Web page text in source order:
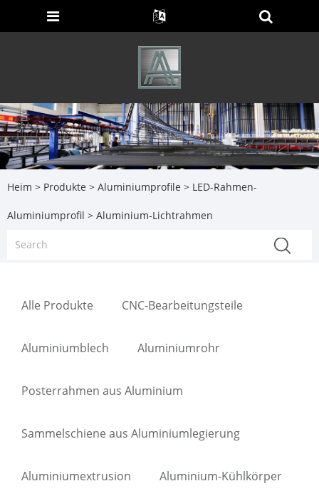
Heim > Produkte > Aluminiumprofile > LED-Rahmen-
Aluminiumprofil > Aluminium-Lichtrahmen
Alle Produkte CNC-Bearbeitungsteile
Aluminiumblech Aluminiumrohr
Posterrahmen aus Aluminium
Sammelschiene aus Aluminiumlegierung
Aluminiumextrusion Aluminium-Kühlkörper